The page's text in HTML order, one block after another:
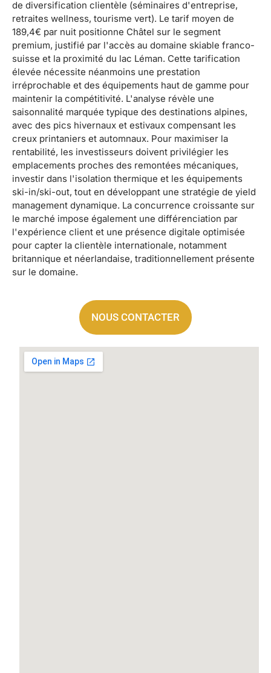
de diversification clientèle (séminaires d'entreprise,
retraites wellness, tourisme vert). Le tarif moyen de
189,4€ par nuit positionne Châtel sur le segment
premium, justifié par l'accès au domaine skiable franco-
suisse et la proximité du lac Léman. Cette tarification
élevée nécessite néanmoins une prestation
irréprochable et des équipements haut de gamme pour
maintenir la compétitivité. L'analyse révèle une
saisonnalité marquée typique des destinations alpines,
avec des pics hivernaux et estivaux compensant les
creux printaniers et automnaux. Pour maximiser la
rentabilité, les investisseurs doivent privilégier les
emplacements proches des remontées mécaniques,
investir dans l'isolation thermique et les équipements
ski-in/ski-out, tout en développant une stratégie de yield
management dynamique. La concurrence croissante sur
le marché impose également une différenciation par
l'expérience client et une présence digitale optimisée
pour capter la clientèle internationale, notamment
britannique et néerlandaise, traditionnellement présente
sur le domaine.
NOUS CONTACTER